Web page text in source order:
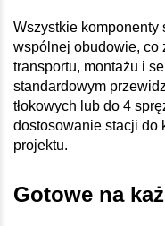
Wszystkie komponenty
wspólnej obudowie, co
transportu, montażu i
standardowym
tłokowych lub do 4
dostosowanie stacji do
projektu.
Gotowe na